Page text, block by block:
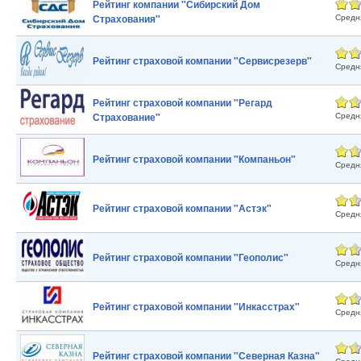
Рейтинг компании "Сибирский Дом
Страхования"
Рейтинг страховой компании "Сервисрезерв"
Рейтинг страховой компании "Регард
Страхование"
Рейтинг страховой компании "Компаньон"
Рейтинг страховой компании "Астэк"
Рейтинг страховой компании "Геополис"
Рейтинг страховой компании "Инкасстрах"
Рейтинг страховой компании "Северная Казна"